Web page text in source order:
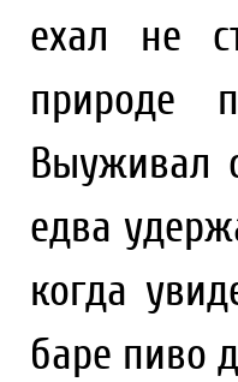
ехал не
природе
Выуживал
едва
когда
баре пиво